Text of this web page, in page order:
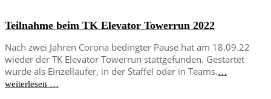
Teilnahme beim TK Elevator Towerrun 2022
Nach zwei Jahren Corona bedingter Pause hat am 18.09.22
wieder der TK Elevator Towerrun stattgefunden. Gestartet
wurde als Einzelläufer, in der Staffel oder in Teams.…
weiterlesen …